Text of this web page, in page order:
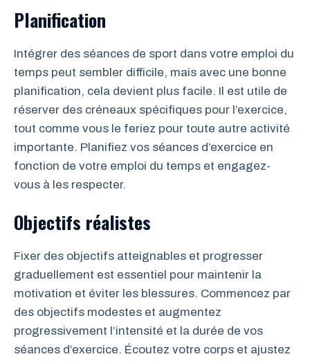
Planification
Intégrer des séances de sport dans votre emploi du
temps peut sembler difficile, mais avec une bonne
planification, cela devient plus facile. Il est utile de
réserver des créneaux spécifiques pour l’exercice,
tout comme vous le feriez pour toute autre activité
importante. Planifiez vos séances d’exercice en
fonction de votre emploi du temps et engagez-
vous à les respecter.
Objectifs réalistes
Fixer des objectifs atteignables et progresser
graduellement est essentiel pour maintenir la
motivation et éviter les blessures. Commencez par
des objectifs modestes et augmentez
progressivement l’intensité et la durée de vos
séances d’exercice. Écoutez votre corps et ajustez